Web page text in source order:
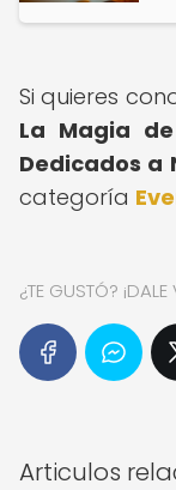
Si quieres
La Magia
Dedicados a
categoría
¿TE GUSTÓ?
Articulos